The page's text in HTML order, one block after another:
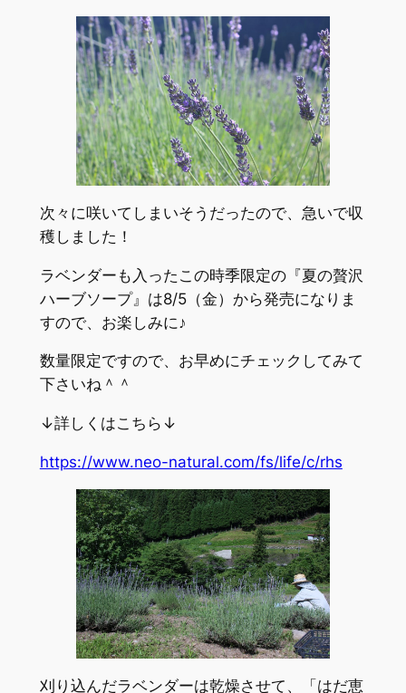
次々に咲いてしまいそうだったので、急いで収
穫しました！
ラベンダーも入ったこの時季限定の『夏の贅沢
ハーブソープ』は8/5（金）から発売になりま
すので、お楽しみに♪
数量限定ですので、お早めにチェックしてみて
下さいね＾＾
↓詳しくはこちら↓
https://www.neo-natural.com/fs/life/c/rhs
刈り込んだラベンダーは乾燥させて、「はだ恵